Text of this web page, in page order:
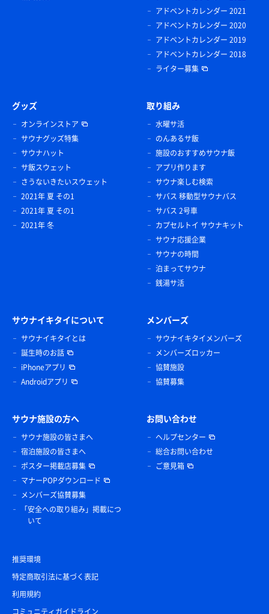
アドベントカレンダー 2021
アドベントカレンダー 2020
アドベントカレンダー 2019
アドベントカレンダー 2018
ライター募集
グッズ
オンラインストア
サウナグッズ特集
サウナハット
サ飯スウェット
さうないきたいスウェット
2021年 夏 その1
2021年 夏 その1
2021年 冬
取り組み
水曜サ活
のんあるサ飯
施設のおすすめサウナ飯
アプリ作ります
サウナ楽しむ検索
サバス 移動型サウナバス
サバス 2号車
カプセルトイ サウナキット
サウナ応援企業
サウナの時間
泊まってサウナ
銭湯サ活
サウナイキタイについて
サウナイキタイとは
誕生時のお話
iPhoneアプリ
Androidアプリ
メンバーズ
サウナイキタイメンバーズ
メンバーズロッカー
協賛施設
協賛募集
サウナ施設の方へ
サウナ施設の皆さまへ
宿泊施設の皆さまへ
ポスター掲載店募集
マナーPOPダウンロード
メンバーズ協賛募集
「安全への取り組み」掲載につ
いて
お問い合わせ
ヘルプセンター
総合お問い合わせ
ご意見箱
推奨環境
特定商取引法に基づく表記
利用規約
コミュニティガイドライン